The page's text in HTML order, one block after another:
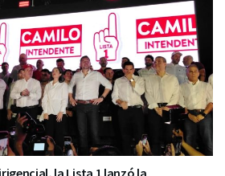
la Lista 1 lanzó la